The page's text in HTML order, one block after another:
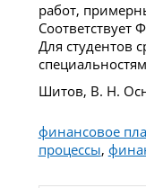
работ,
Соответствует
Для студентов
Шитов, В. Н.
финансовое
процессы,